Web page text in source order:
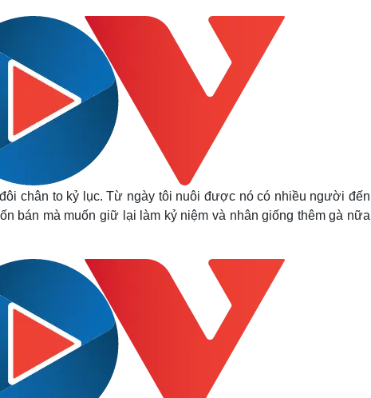
chân to kỷ lục. Từ ngày tôi nuôi được nó có nhiều người đến
bán mà muốn giữ lại làm kỷ niệm và nhân giống thêm gà nữa